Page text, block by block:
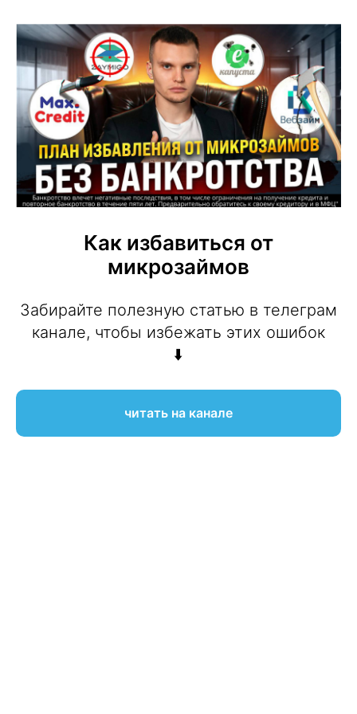
Как избавиться от
микрозаймов
Забирайте полезную статью в телеграм
канале, чтобы избежать этих ошибок
⬇️
читать на канале